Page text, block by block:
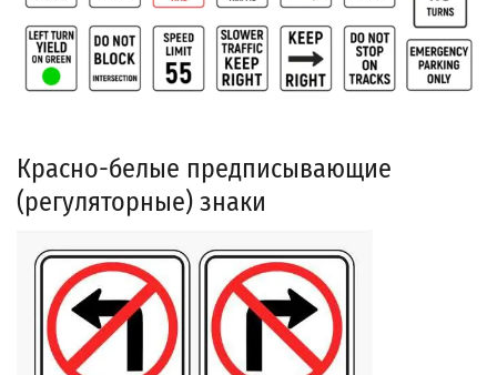
Красно-белые предписывающие
(регуляторные) знаки